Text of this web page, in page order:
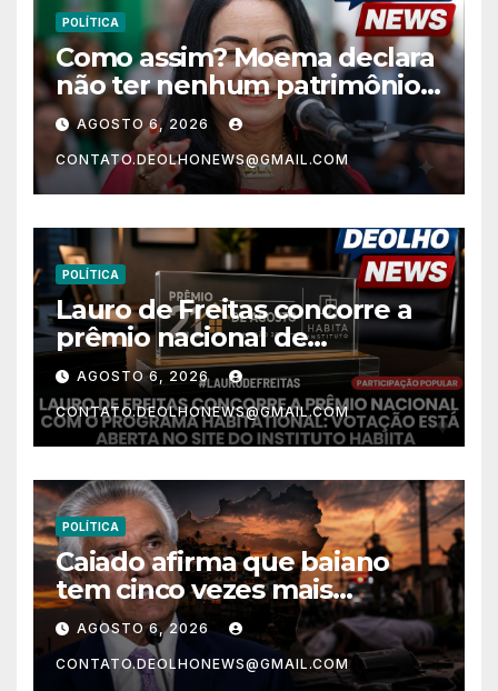
POLÍTICA
Como assim? Moema declara
não ter nenhum patrimônio
após 30 anos na vida pública?
AGOSTO 6, 2026
CONTATO.DEOLHONEWS@GMAIL.COM
POLÍTICA
Lauro de Freitas concorre a
prêmio nacional de
habitação com o projeto “Tá
Rebocado”; votação está
aberta
AGOSTO 6, 2026
CONTATO.DEOLHONEWS@GMAIL.COM
POLÍTICA
Caiado afirma que baiano
tem cinco vezes mais
chances de ser assassinado
do que um morador da
Ucrânia
AGOSTO 6, 2026
CONTATO.DEOLHONEWS@GMAIL.COM